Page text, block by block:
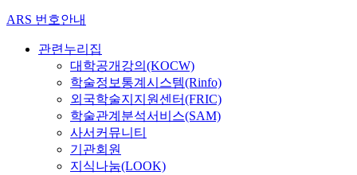
ARS 번호안내
관련누리집
대학공개강의(KOCW)
학술정보통계시스템(Rinfo)
외국학술지지원센터(FRIC)
학술관계분석서비스(SAM)
사서커뮤니티
기관회원
지식나눔(LOOK)